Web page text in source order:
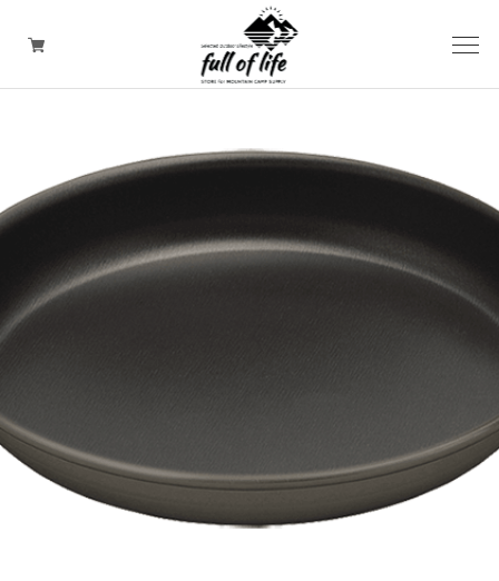
CAMPING GOODS